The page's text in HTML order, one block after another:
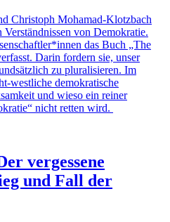
Christoph Mohamad-Klotzbach
Verständnissen von Demokratie.
das Buch „The
Darin fordern sie, unser
zu pluralisieren. Im
westliche demokratische
und wieso ein reiner
nicht retten wird.
vergessene
und Fall der